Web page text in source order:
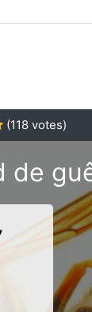
(118 votes)